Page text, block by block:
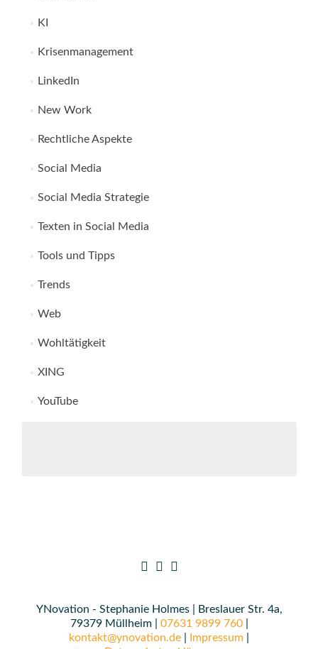
KI
Krisenmanagement
LinkedIn
New Work
Rechtliche Aspekte
Social Media
Social Media Strategie
Texten in Social Media
Tools und Tipps
Trends
Web
Wohltätigkeit
XING
YouTube
YNovation - Stephanie Holmes | Breslauer Str. 4a,
79379 Müllheim | 07631 9899 760|
kontakt@ynovation.de
Impressum